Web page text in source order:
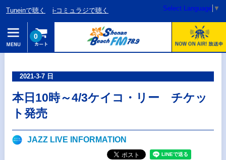
Tuneinで聴く i-コミュラジで聴く Select Language ▼
0
2021-3-7 日
本日10時～4/3ケイコ・リー チケッ
ト発売
JAZZ LIVE INFORMATION